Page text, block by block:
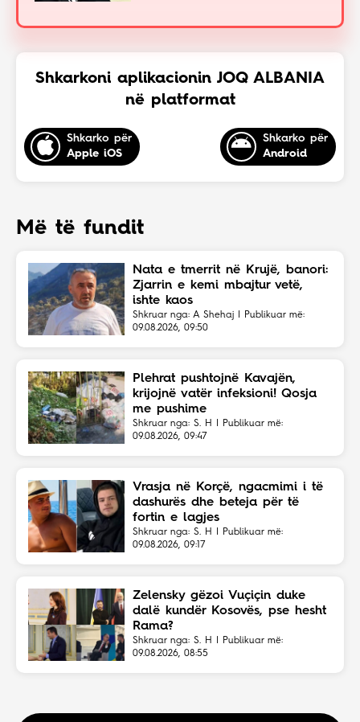
Shkarkoni aplikacionin JOQ ALBANIA
në platformat
Shkarko për
Apple iOS
Shkarko për
Android
Më të fundit
Nata e tmerrit në Krujë, banori:
Zjarrin e kemi mbajtur vetë,
ishte kaos
Shkruar nga: A Shehaj | Publikuar më:
09.08.2026, 09:50
Plehrat pushtojnë Kavajën,
krijojnë vatër infeksioni! Qosja
me pushime
Shkruar nga: S. H | Publikuar më:
09.08.2026, 09:47
Vrasja në Korçë, ngacmimi i të
dashurës dhe beteja për të
fortin e lagjes
Shkruar nga: S. H | Publikuar më:
09.08.2026, 09:17
Zelensky gëzoi Vuçiçin duke
dalë kundër Kosovës, pse hesht
Rama?
Shkruar nga: S. H | Publikuar më:
09.08.2026, 08:55